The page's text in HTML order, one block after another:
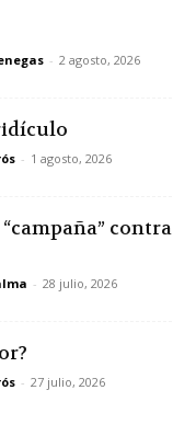
- 2 agosto, 2026
- 1 agosto, 2026
contra
- 28 julio, 2026
- 27 julio, 2026